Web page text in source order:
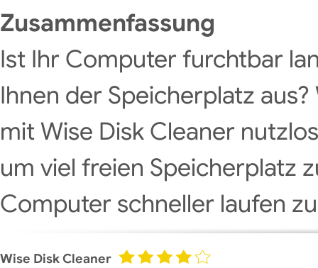
Zusammenfassung
Ist Ihr Computer furchtbar
Ihnen der Speicherplatz aus?
mit Wise Disk Cleaner
um viel freien Speicherplatz
Computer schneller laufen
Wise Disk Cleaner